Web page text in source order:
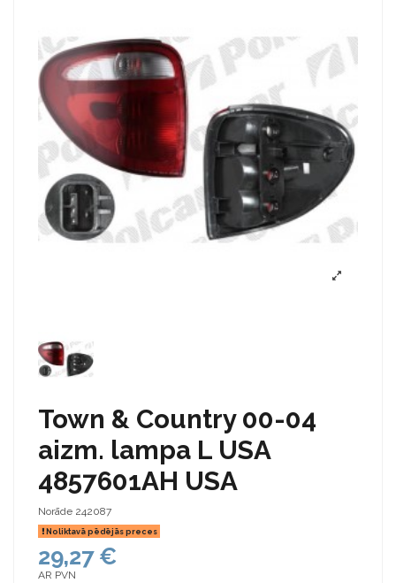
Town & Country 00-04
aizm. lampa L USA
4857601AH USA
Norāde 242087
Noliktavā pēdējās preces
29,27 €
AR PVN